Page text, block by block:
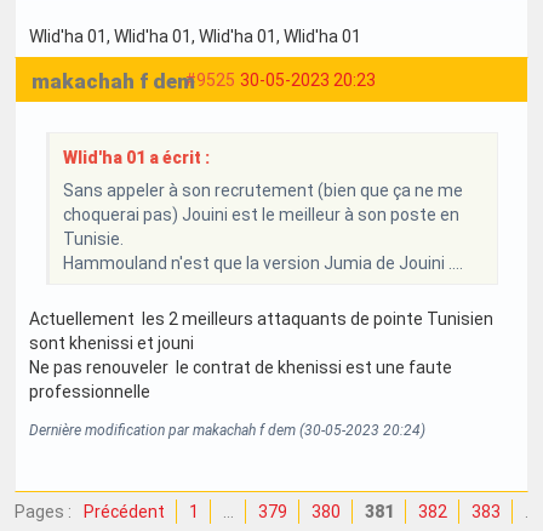
Wlid'ha 01, Wlid'ha 01, Wlid'ha 01, Wlid'ha 01
#9525 30-05-2023 20:23
makachah f dem
Wlid'ha 01 a écrit :
Sans appeler à son recrutement (bien que ça ne me
choquerai pas) Jouini est le meilleur à son poste en
Tunisie.
Hammouland n'est que la version Jumia de Jouini ....
Actuellement les 2 meilleurs attaquants de pointe Tunisien
sont khenissi et jouni
Ne pas renouveler le contrat de khenissi est une faute
professionnelle
Dernière modification par makachah f dem (30-05-2023 20:24)
Pages : Précédent 1 379 380 381 382 383